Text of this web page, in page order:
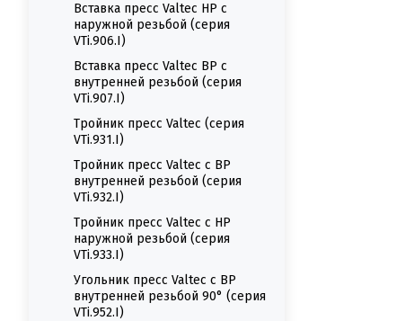
Вставка пресс Valtec НР с
наружной резьбой (серия
VTi.906.I)
Вставка пресс Valtec ВР с
внутренней резьбой (серия
VTi.907.I)
Тройник пресс Valtec (серия
VTi.931.I)
Тройник пресс Valtec с ВР
внутренней резьбой (серия
VTi.932.I)
Тройник пресс Valtec с НР
наружной резьбой (серия
VTi.933.I)
Угольник пресс Valtec с ВР
внутренней резьбой 90° (серия
VTi.952.I)